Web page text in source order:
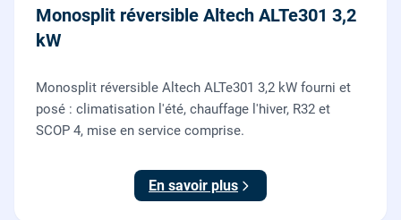
Monosplit réversible Altech ALTe301 3,2
kW
Monosplit réversible Altech ALTe301 3,2 kW fourni et
posé : climatisation l'été, chauffage l'hiver, R32 et
SCOP 4, mise en service comprise.
En savoir plus